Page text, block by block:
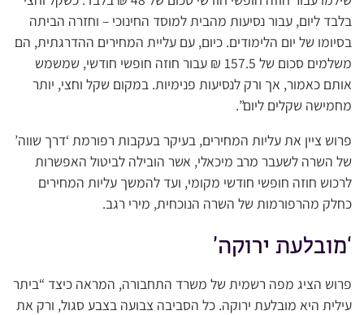
בלבד ליום, עבור נסיעות מהבית למוסד החינוכי – וחזרה הביתה
בסיומו של יום הלימודים. כיום, עם עליית המחירים ההדרגתית, הם
משלמים סכום של 157.5 ₪ עבור חוזה חופשי חודשי, שמשמש
אותם כאמור, אך ורק לנסיעות פנימיות. במקום שקל וחצי, יותר
מחמישה שקלים ליום”.
פרוש ציין את עליות המחירים, בעיקר בעקבות רפורמת ‘דרך שווה’
של השרה לשעבר מרב מיכאלי, אשר הובילה לביטול האפשרות
לרכוש חוזה חופשי חודשי מקומי, ועד להמשך עליות המחירים
כחלק מהרפורמות של השרה הנוכחית, מירי רגב.
‘מובלעת ירוקה’
פרוש הציג מפה רשמית של משרד התחבורה, המראה כיצד “ביתר
עילית היא מובלעת ירוקה. כל הסביבה צבועה בצבע סגול, ורק את